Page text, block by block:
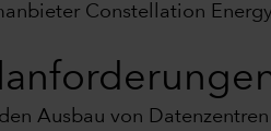
Constellation
Ausbau von